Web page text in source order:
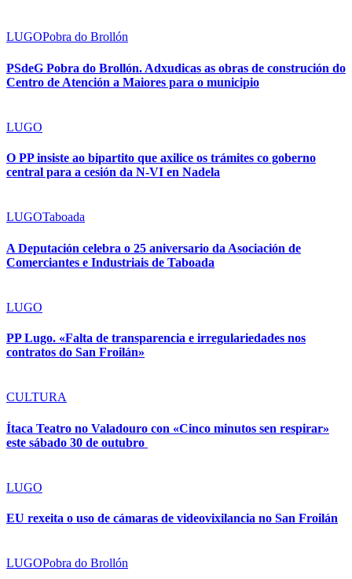
LUGOPobra do Brollón
PSdeG Pobra do Brollón. Adxudicas as obras de construción do
Centro de Atención a Maiores para o municipio
LUGO
O PP insiste ao bipartito que axilice os trámites co goberno
central para a cesión da N-VI en Nadela
LUGOTaboada
A Deputación celebra o 25 aniversario da Asociación de
Comerciantes e Industriais de Taboada
LUGO
PP Lugo. «Falta de transparencia e irregulariedades nos
contratos do San Froilán»
CULTURA
Ítaca Teatro no Valadouro con «Cinco minutos sen respirar»
este sábado 30 de outubro
LUGO
EU rexeita o uso de cámaras de videovixilancia no San Froilán
LUGOPobra do Brollón